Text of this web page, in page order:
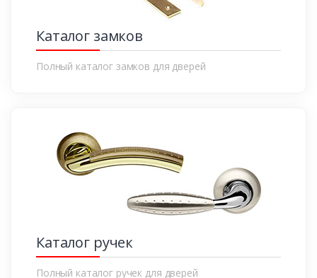
Каталог замков
Полный каталог замков для дверей
Каталог ручек
Полный каталог ручек для дверей